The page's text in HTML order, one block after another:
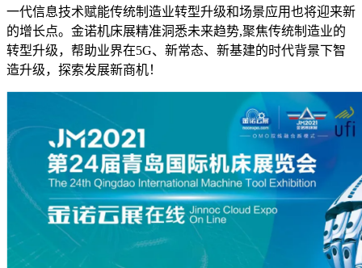
一代信息技术赋能传统制造业转型升级和场景应用也将迎来新
的增长点。金诺机床展精准洞悉未来趋势,聚焦传统制造业的
转型升级，帮助业界在5G、新常态、新基建的时代背景下智
造升级，探索发展新商机！